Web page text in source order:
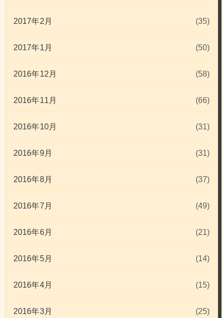
2017年2月 (35)
2017年1月 (50)
2016年12月 (58)
2016年11月 (66)
2016年10月 (31)
2016年9月 (31)
2016年8月 (37)
2016年7月 (49)
2016年6月 (21)
2016年5月 (14)
2016年4月 (15)
2016年3月 (25)